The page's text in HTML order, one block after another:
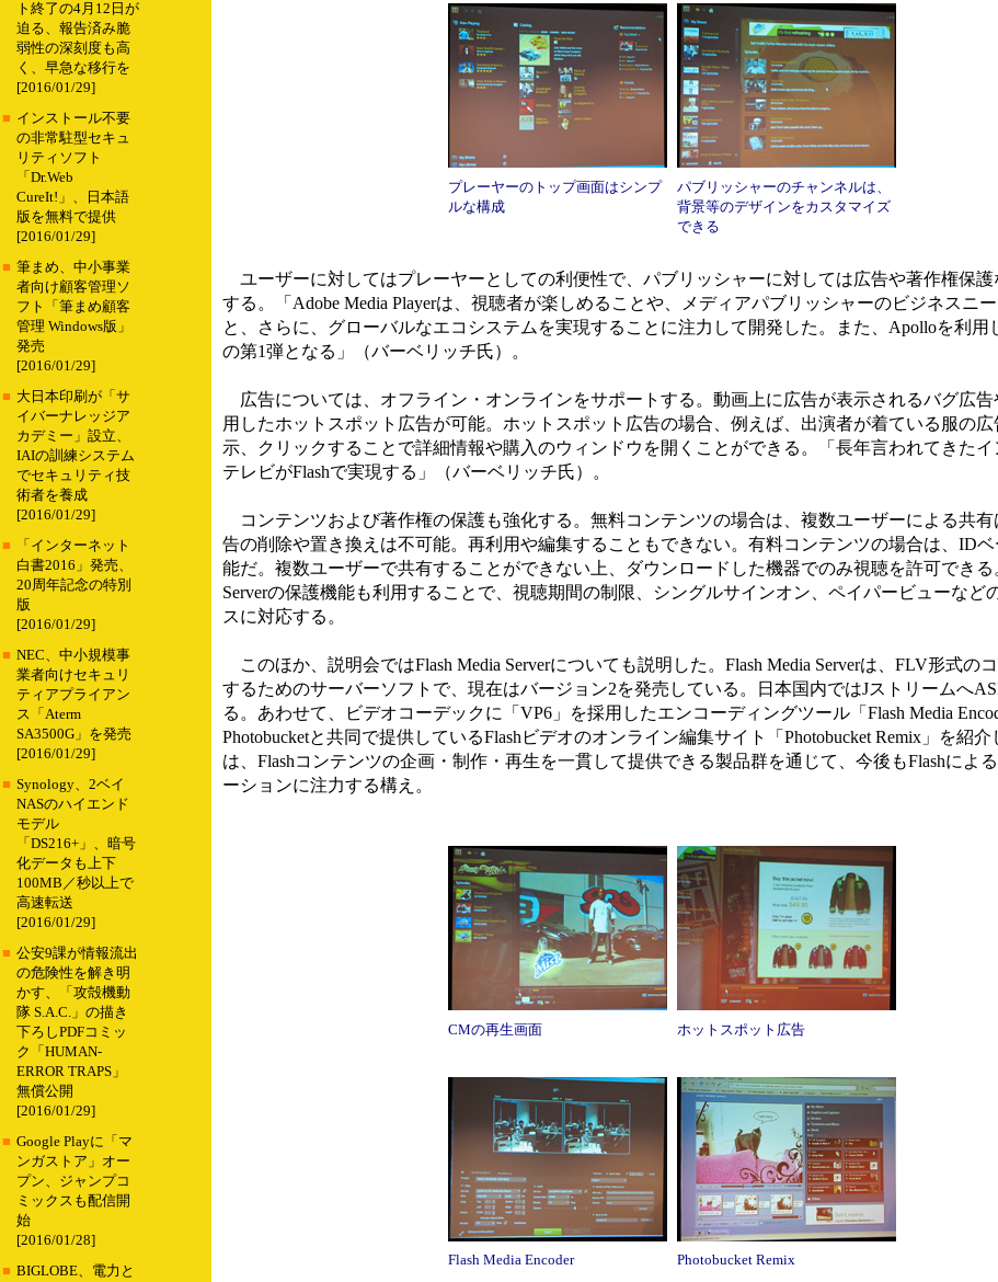
ト終了の4月12日が
迫る、報告済み脆
弱性の深刻度も高
く、早急な移行を
[2016/01/29]
■ インストール不要
の非常駐型セキュ
リティソフト
「Dr.Web
CureIt!」、日本語
版を無料で提供
[2016/01/29]
■ 筆まめ、中小事業
者向け顧客管理ソ
フト「筆まめ顧客
管理 Windows版」
発売
[2016/01/29]
■ 大日本印刷が「サ
イバーナレッジア
カデミー」設立、
IAIの訓練システム
でセキュリティ技
術者を養成
[2016/01/29]
■
「インターネット
白書2016」発売、
20周年記念の特別
版
[2016/01/29]
■ NEC、中小規模事
業者向けセキュリ
ティアプライアン
ス「Aterm
SA3500G」を発売
[2016/01/29]
■ Synology、2ベイ
NASのハイエンド
モデル
「DS216+」、暗号
化データも上下
100MB／秒以上で
高速転送
[2016/01/29]
■ 公安9課が情報流出
の危険性を解き明
かす、「攻殻機動
隊 S.A.C.」の描き
下ろしPDFコミッ
ク「HUMAN-
ERROR TRAPS」
無償公開
[2016/01/29]
■ Google Playに「マ
ンガストア」オー
プン、ジャンプコ
ミックスも配信開
始
[2016/01/28]
■ BIGLOBE、電力と
プレーヤーのトップ画面はシンプ
ルな構成
パブリッシャーのチャンネルは、
背景等のデザインをカスタマイズ
できる
ユーザーに対してはプレーヤーとしての利便性で、パブリッシャーに対しては広告や著作権保
する。「Adobe Media Playerは、視聴者が楽しめることや、メディアパブリッシャーのビジネスニ
と、さらに、グローバルなエコシステムを実現することに注力して開発した。また、Apolloを利用
の第1弾となる」（バーベリッチ氏）。
広告については、オフライン・オンラインをサポートする。動画上に広告が表示されるバグ広告
用したホットスポット広告が可能。ホットスポット広告の場合、例えば、出演者が着ている服の
示、クリックすることで詳細情報や購入のウィンドウを開くことができる。「長年言われてきた
テレビがFlashで実現する」（バーベリッチ氏）。
コンテンツおよび著作権の保護も強化する。無料コンテンツの場合は、複数ユーザーによる共
告の削除や置き換えは不可能。再利用や編集することもできない。有料コンテンツの場合は、ID
能だ。複数ユーザーで共有することができない上、ダウンロードした機器でのみ視聴を許可できる
Serverの保護機能も利用することで、視聴期間の制限、シングルサインオン、ペイパービューなど
スに対応する。
このほか、説明会ではFlash Media Serverについても説明した。Flash Media Serverは、FLV形式の
するためのサーバーソフトで、現在はバージョン2を発売している。日本国内ではJストリームへ
る。あわせて、ビデオコーデックに「VP6」を採用したエンコーディングツール「Flash Media
Photobucketと共同で提供しているFlashビデオのオンライン編集サイト「Photobucket Remix」を紹
は、Flashコンテンツの企画・制作・再生を一貫して提供できる製品群を通じて、今後もFlashによ
ーションに注力する構え。
CMの再生画面 ホットスポット広告
Flash Media Encoder Photobucket Remix